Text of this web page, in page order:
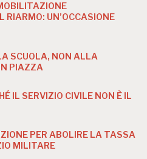
UN’OCCASIONE
SCUOLA, NON ALLA
PIAZZA
IL SERVIZIO CIVILE NON È IL
PER ABOLIRE LA TASSA
MILITARE